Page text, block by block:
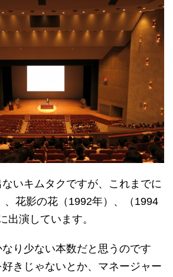
いキムタクですが、これまでに
、花影の花（1992年）、（1994
出演しています。
り少ない本数だと思うのです
きじゃないとか、マネージャー